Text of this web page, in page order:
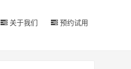
关于我们 预约试用